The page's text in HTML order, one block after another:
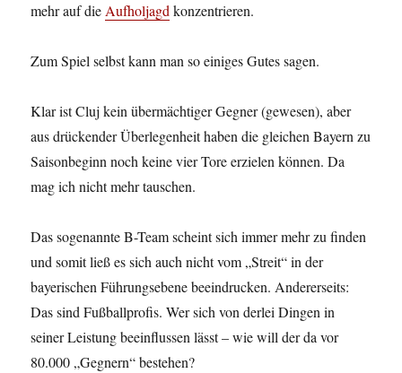
mehr auf dieAufholjagdkonzentrieren.
Zum Spiel selbst kann man so einiges Gutes sagen.
Klar ist Cluj kein übermächtiger Gegner (gewesen), aber
aus drückender Überlegenheit haben die gleichen Bayern zu
Saisonbeginn noch keine vier Tore erzielen können. Da
mag ich nicht mehr tauschen.
Das sogenannte B-Team scheint sich immer mehr zu finden
und somit ließ es sich auch nicht vom „Streit“ in der
bayerischen Führungsebene beeindrucken. Andererseits:
Das sind Fußballprofis. Wer sich von derlei Dingen in
seiner Leistung beeinflussen lässt – wie will der da vor
80.000 „Gegnern“ bestehen?